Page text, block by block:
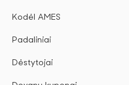
Kodėl AMES
Padaliniai
Dėstytojai